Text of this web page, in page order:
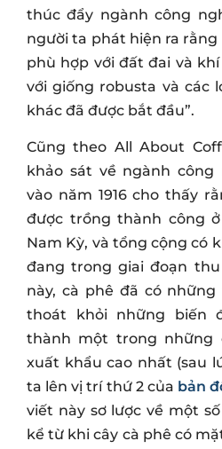
thúc đẩy ngành công
người ta phát hiện ra
phù hợp với đất đai và
với giống robusta và các
khác đã được bắt đầu”.
Cũng theo All About
khảo sát về ngành
vào năm 1916 cho thấy
được trồng thành công
Nam Kỳ, và tổng cộng có
đang trong giai đoạn
này, cà phê đã có
thoát khỏi những biến
thành một trong những
xuất khẩu cao nhất (sau
ta lên vị trí thứ 2 của bản
viết này sơ lược về một
kể từ khi cây cà phê có